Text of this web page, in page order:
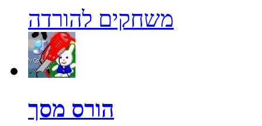
משחקים להורדה
הורס מסך